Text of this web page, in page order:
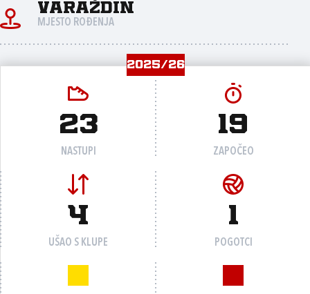
Varaždin
MJESTO ROĐENJA
2025/26
23
NASTUPI
19
ZAPOČEO
4
UŠAO S KLUPE
1
POGOTCI